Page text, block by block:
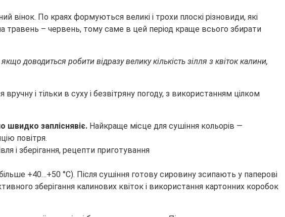
вінок. По краях формуються великі і трохи плоскі різновиди, які
травень – червень, тому саме в цей період краще всього збирати
доводиться робити відразу велику кількість зілля з квіток калини,
і тільки в суху і безвітряну погоду, з використанням цілком
швидко запліснявіє. Найкраще місце для сушіння кольорів —
повітря.
+40…+50 °C). Після сушіння готову сировину зсипають у паперові
зберігання калинових квіток і використання картонних коробок